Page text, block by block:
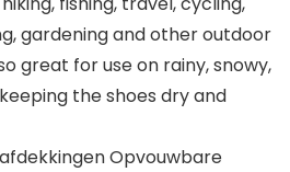
gardening and other outdoor
great for use on rainy, snowy,
the shoes dry and
Opvouwbare